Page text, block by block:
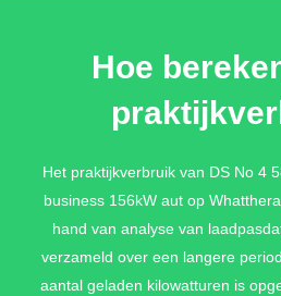
Hoe
Het praktijkverbruik van DS No 4
business 156kW aut op
hand van analyse van
verzameld over een langere
aantal geladen kilowatturen is